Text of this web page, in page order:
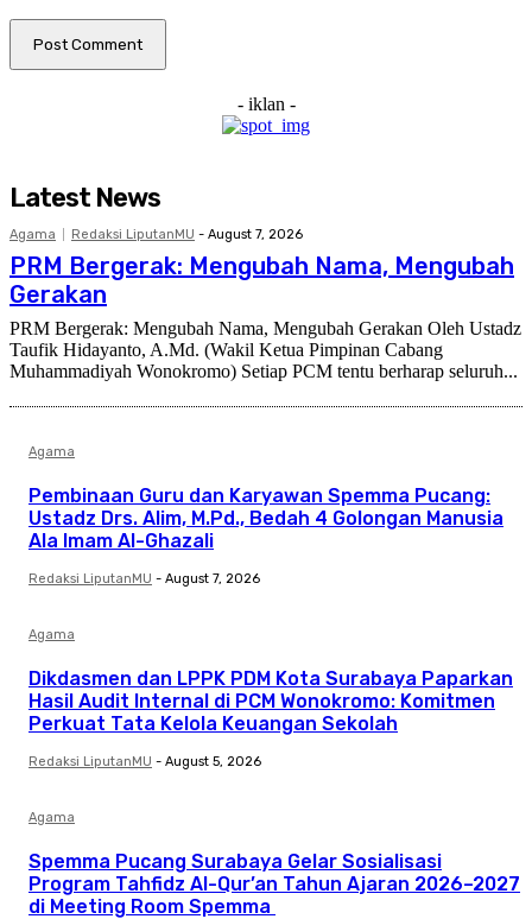
- iklan -
Latest News
Agama Redaksi LiputanMU - August 7, 2026
PRM Bergerak: Mengubah Nama, Mengubah
Gerakan
PRM Bergerak: Mengubah Nama, Mengubah Gerakan Oleh Ustadz
Taufik Hidayanto, A.Md. (Wakil Ketua Pimpinan Cabang
Muhammadiyah Wonokromo) Setiap PCM tentu berharap seluruh...
Agama
Pembinaan Guru dan Karyawan Spemma Pucang:
Ustadz Drs. Alim, M.Pd., Bedah 4 Golongan Manusia
Ala Imam Al-Ghazali
Redaksi LiputanMU - August 7, 2026
Agama
Dikdasmen dan LPPK PDM Kota Surabaya Paparkan
Hasil Audit Internal di PCM Wonokromo: Komitmen
Perkuat Tata Kelola Keuangan Sekolah
Redaksi LiputanMU - August 5, 2026
Agama
Spemma Pucang Surabaya Gelar Sosialisasi
Program Tahfidz Al-Qur’an Tahun Ajaran 2026–2027
di Meeting Room Spemma